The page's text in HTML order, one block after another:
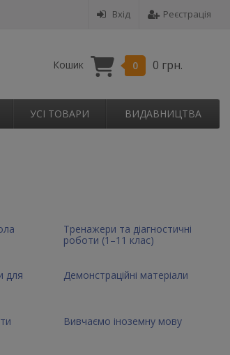
Вхід Реєстрація
Кошик 0 0 грн.
УСІ ТОВАРИ ВИДАВНИЦТВА
Тренажери та діагностичні
роботи (1–11 клас)
для
Демонстраційні матеріали
Вивчаємо іноземну мову